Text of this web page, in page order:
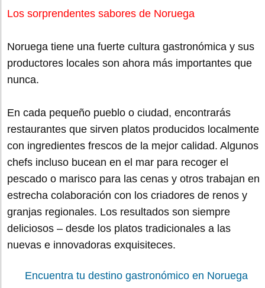
Los sorprendentes sabores de Noruega
Noruega tiene una fuerte cultura gastronómica y sus
productores locales son ahora más importantes que
nunca.
En cada pequeño pueblo o ciudad, encontrarás
restaurantes que sirven platos producidos localmente
con ingredientes frescos de la mejor calidad. Algunos
chefs incluso bucean en el mar para recoger el
pescado o marisco para las cenas y otros trabajan en
estrecha colaboración con los criadores de renos y
granjas regionales. Los resultados son siempre
deliciosos – desde los platos tradicionales a las
nuevas e innovadoras exquisiteces.
Encuentra tu destino gastronómico en Noruega